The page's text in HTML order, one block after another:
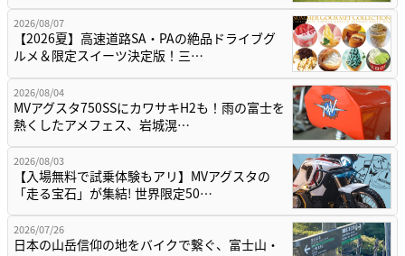
2026/08/07
【2026夏】高速道路SA・PAの絶品ドライブグ
ルメ＆限定スイーツ決定版！三…
2026/08/04
MVアグスタ750SSにカワサキH2も！雨の富士を
熱くしたアメフェス、岩城滉…
2026/08/03
【入場無料で試乗体験もアリ】MVアグスタの
「走る宝石」が集結! 世界限定50…
2026/07/26
日本の山岳信仰の地をバイクで繋ぐ、富士山・